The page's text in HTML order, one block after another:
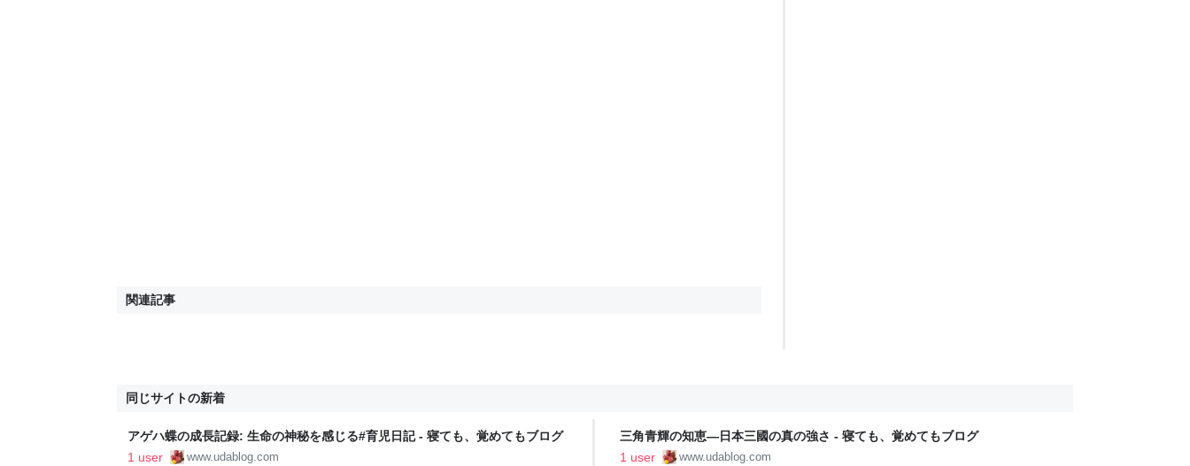
関連記事
同じサイトの新着
アゲハ蝶の成長記録: 生命の神秘を感じる#育児日記 - 寝ても、覚めてもブログ
1 user
www.udablog.com
三角青輝の知恵―日本三國の真の強さ - 寝ても、覚めてもブログ
1 user
www.udablog.com